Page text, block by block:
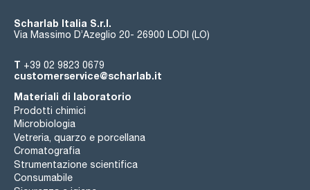
Scharlab Italia S.r.l.
Via Massimo D’Azeglio 20- 26900 LODI (LO)
T +39 02 9823 0679
customerservice@scharlab.it
Materiali di laboratorio
Prodotti chimici
Microbiologia
Vetreria, quarzo e porcellana
Cromatografia
Strumentazione scientifica
Consumabile